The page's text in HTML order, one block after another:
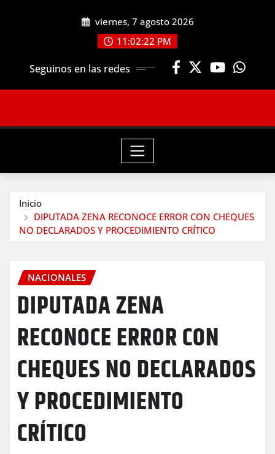
viernes, 7 agosto 2026
11:02:24 PM
Seguinos en las redes
Inicio
DIPUTADA ZENA RECONOCE ERROR CON CHEQUES
NO DECLARADOS Y PROCEDIMIENTO CRÍTICO
NACIONALES
DIPUTADA ZENA
RECONOCE ERROR CON
CHEQUES NO DECLARADOS
Y PROCEDIMIENTO
CRÍTICO